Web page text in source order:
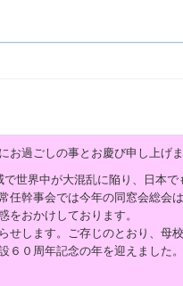
過ごしの事とお慶び申し上げま
世界中が大混乱に陥り、日本
任幹事会では今年の同窓会総会
おかけしております。
せします。ご存じのとおり、母
６０周年記念の年を迎えました